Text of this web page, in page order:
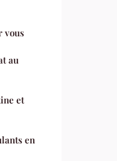
vous
au
et
en